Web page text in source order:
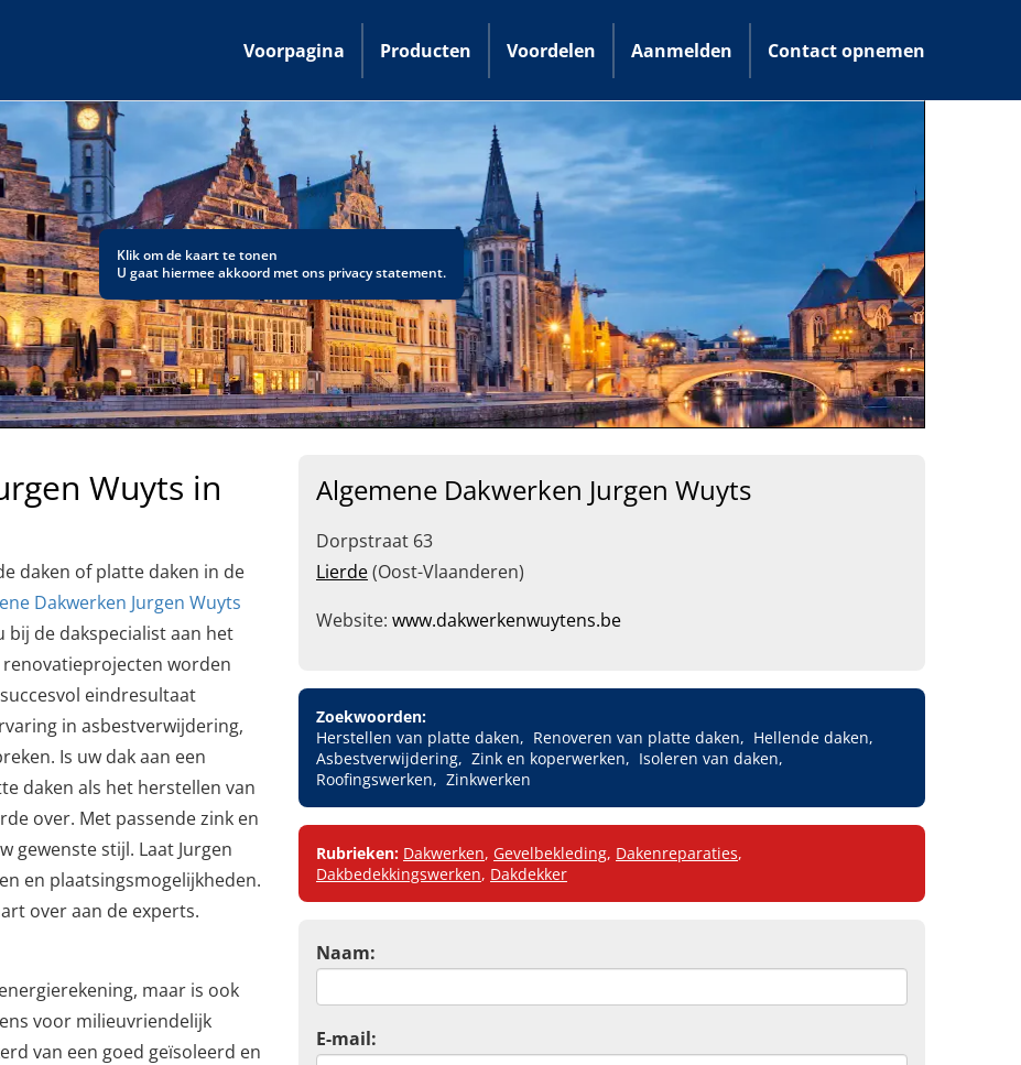
Voorpagina Producten Voordelen Aanmelden Contact opnemen
Klik om de kaart te tonen
U gaat hiermee akkoord met ons privacy statement.
Wuyts in
daken of platte daken in de
Dakwerken Jurgen Wuyts
de dakspecialist aan het
worden
eindresultaat
in asbestverwijdering,
Is uw dak aan een
daken als het herstellen van
over. Met passende zink en
gewenste stijl. Laat Jurgen
en plaatsingsmogelijkheden.
over aan de experts.
maar is ook
voor milieuvriendelijk
van een goed geïsoleerd en
Algemene Dakwerken Jurgen Wuyts
Dorpstraat 63
Lierde(Oost-Vlaanderen)
Website: www.dakwerkenwuytens.be
Zoekwoorden:
Herstellen van platte daken
Renoveren van platte daken
Hellende daken
Asbestverwijdering
Zink en koperwerken
Isoleren van daken
Roofingswerken
Zinkwerken
Rubrieken: Dakwerken, Gevelbekleding, Dakenreparaties,
Dakbedekkingswerken, Dakdekker
Naam:
E-mail: